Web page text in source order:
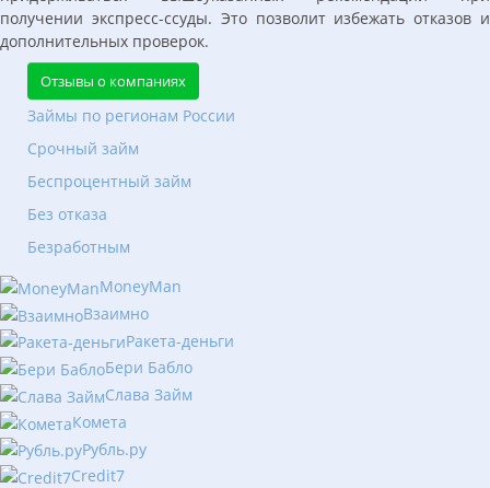
получении экспресс-ссуды. Это позволит избежать отказов и
дополнительных проверок.
Отзывы о компаниях
Займы по регионам России
Срочный займ
Беспроцентный займ
Без отказа
Безработным
MoneyMan
Взаимно
Ракета-деньги
Бери Бабло
Слава Займ
Комета
Рубль.ру
Сredit7